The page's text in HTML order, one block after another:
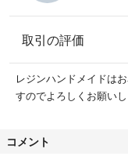
取引の評価
レジンハンドメイドは
すのでよろしくお願いし
コメント